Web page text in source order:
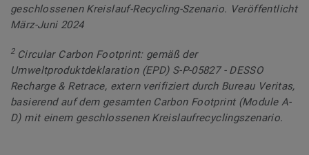
geschlossenen Kreislauf-Recycling-Szenario. Veröffentlicht
März-Juni 2024
2 Circular Carbon Footprint: gemäß der
Umweltproduktdeklaration (EPD) S-P-05827 - DESSO
Recharge & Retrace, extern verifiziert durch Bureau Veritas,
basierend auf dem gesamten Carbon Footprint (Module A-
D) mit einem geschlossenen Kreislaufrecyclingszenario.